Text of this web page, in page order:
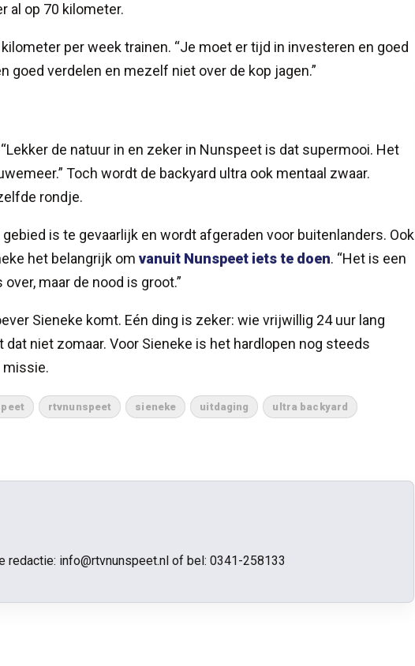
al op 70 kilometer.
per week trainen. “Je moet er tijd in investeren en goed
goed verdelen en mezelf niet over de kop jagen.”
de natuur in en zeker in Nunspeet is dat supermooi. Het
Toch wordt de backyard ultra ook mentaal zwaar.
rondje.
is te gevaarlijk en wordt afgeraden voor buitenlanders. Ook
het belangrijk om vanuit Nunspeet iets te doen. “Het is een
maar de nood is groot.”
Sieneke komt. Eén ding is zeker: wie vrijwillig 24 uur lang
niet zomaar. Voor Sieneke is het hardlopen nog steeds
missie.
rtvnunspeet sieneke uitdaging ultra backyard
redactie: info@rtvnunspeet.nl of bel: 0341-258133